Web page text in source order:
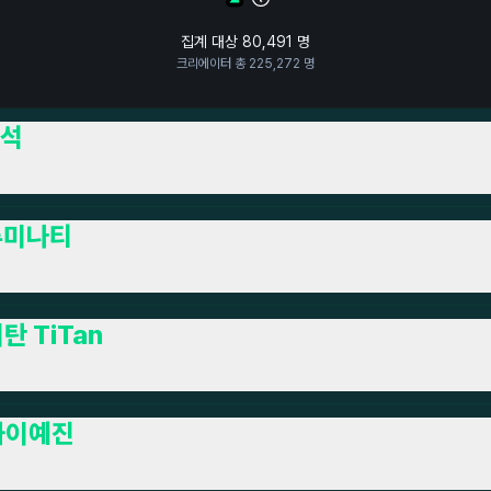
집계 대상 80,491 명
크리에이터 총 225,272 명
나티
탄 TiTan
예진